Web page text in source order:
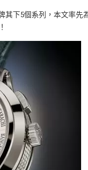
下5個系列，本文率先